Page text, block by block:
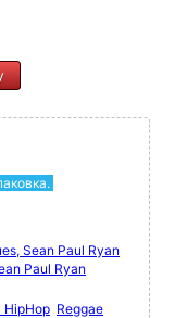
Sean Paul Ryan
Paul Ryan
HipHop Reggae